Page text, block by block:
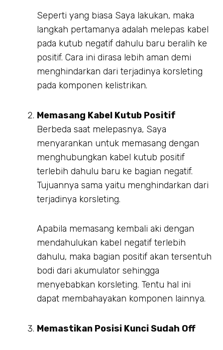
Seperti yang biasa Saya lakukan, maka
langkah pertamanya adalah melepas kabel
pada kutub negatif dahulu baru beralih ke
positif. Cara ini dirasa lebih aman demi
menghindarkan dari terjadinya korsleting
pada komponen kelistrikan.
Memasang Kabel Kutub Positif
Berbeda saat melepasnya, Saya
menyarankan untuk memasang dengan
menghubungkan kabel kutub positif
terlebih dahulu baru ke bagian negatif.
Tujuannya sama yaitu menghindarkan dari
terjadinya korsleting.
Apabila memasang kembali aki dengan
mendahulukan kabel negatif terlebih
dahulu, maka bagian positif akan tersentuh
bodi dari akumulator sehingga
menyebabkan korsleting. Tentu hal ini
dapat membahayakan komponen lainnya.
Memastikan Posisi Kunci Sudah Off